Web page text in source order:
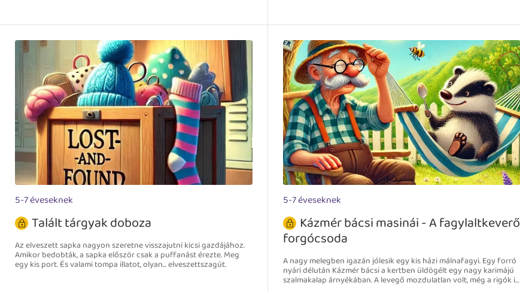
5-7 éveseknek
Talált tárgyak doboza
Az elveszett sapka nagyon szeretne visszajutni kicsi gazdájához.
Amikor bedobták, a sapka először csak a puffanást érezte. Meg
egy kis port. És valami tompa illatot, olyan... elveszettszagút.
5-7 éveseknek
Kázmér bácsi masinái - A fagylaltkeverő
forgócsoda
A nagy melegben igazán jólesik egy kis házi málnafagyi. Egy forró
nyári délután Kázmér bácsi a kertben üldögélt egy nagy karimájú
szalmakalap árnyékában. A levegő mozdulatlan volt, még a rigók is